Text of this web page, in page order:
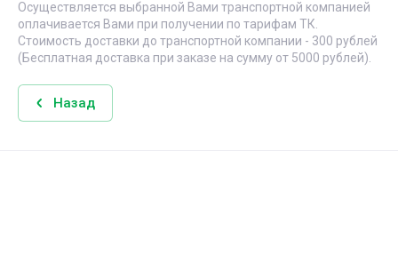
Осуществляется выбранной Вами транспортной компанией
оплачивается Вами при получении по тарифам ТК.
Стоимость доставки до транспортной компании - 300 рублей
(Бесплатная доставка при заказе на сумму от 5000 рублей).
Назад